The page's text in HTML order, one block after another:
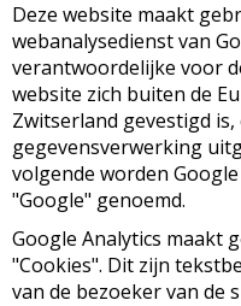
Deze website maakt
webanalysedienst van
verantwoordelijke voor
website zich buiten de
Zwitserland gevestigd
gegevensverwerking
volgende worden
"Google" genoemd.
Google Analytics maakt
"Cookies". Dit zijn
van de bezoeker van de